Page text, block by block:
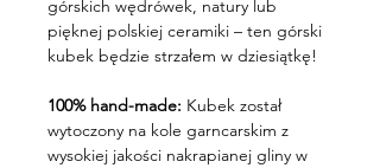
górskich wędrówek, natury lub
pięknej polskiej ceramiki – ten górski
kubek będzie strzałem w dziesiątkę!
100% hand-made: Kubek został
wytoczony na kole garncarskim z
wysokiej jakości nakrapianej gliny w